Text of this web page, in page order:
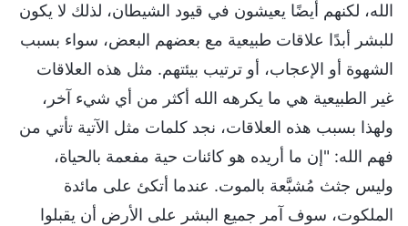
الله، لكنهم أيضًا يعيشون في قيود الشيطان، لذلك لا يكون
للبشر أبدًا علاقات طبيعية مع بعضهم البعض، سواء بسبب
الشهوة أو الإعجاب، أو ترتيب بيئتهم. مثل هذه العلاقات
غير الطبيعية هي ما يكرهه الله أكثر من أي شيء آخر،
ولهذا بسبب هذه العلاقات، نجد كلمات مثل الآتية تأتي من
فهم الله: "إن ما أريده هو كائنات حية مفعمة بالحياة،
وليس جثث مُشبَّعة بالموت. عندما أتكئ على مائدة
الملكوت، سوف آمر جميع البشر على الأرض أن يقبلوا